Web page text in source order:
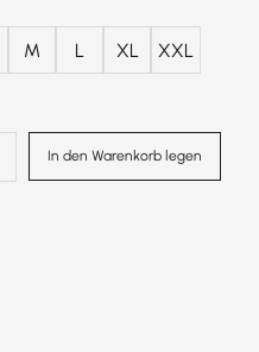
M L XL XXL
In den Warenkorb legen